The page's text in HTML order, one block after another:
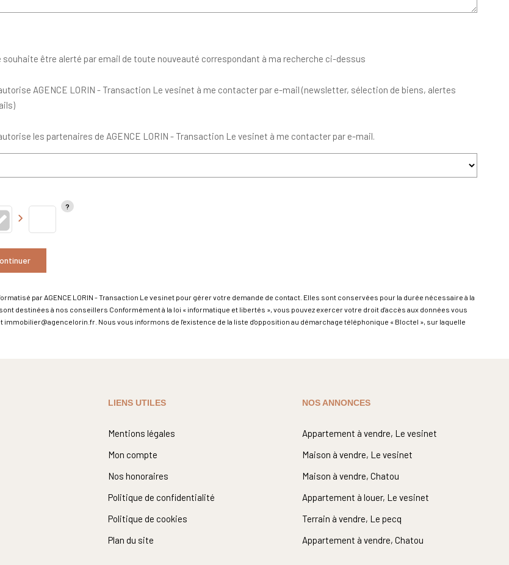
souhaite être alerté par email de toute nouveauté correspondant à ma recherche ci-dessus
AGENCE LORIN - Transaction Le vesinet à me contacter par e-mail (newsletter, sélection de biens, alertes
les partenaires de AGENCE LORIN - Transaction Le vesinet à me contacter par e-mail.
par AGENCE LORIN - Transaction Le vesinet pour gérer votre demande de contact. Elles sont conservées pour la durée nécessaire à la
destinées à nos conseillers Conformément à la loi « informatique et libertés », vous pouvez exercer votre droit d'accès aux données vous
Nous vous informons de l'existence de la liste d'opposition au démarchage téléphonique « Bloctel », sur laquelle
LIENS UTILES
Mentions légales
Mon compte
Nos honoraires
Politique de confidentialité
Politique de cookies
Plan du site
NOS ANNONCES
Appartement à vendre, Le vesinet
Maison à vendre, Le vesinet
Maison à vendre, Chatou
Appartement à louer, Le vesinet
Terrain à vendre, Le pecq
Appartement à vendre, Chatou